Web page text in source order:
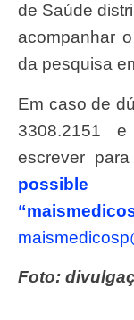
de Saúde
acompanhar
da pesquisa
Em caso de dúvidas, contatar ou números (51)
3308.2151
escrever para
“
Foto: